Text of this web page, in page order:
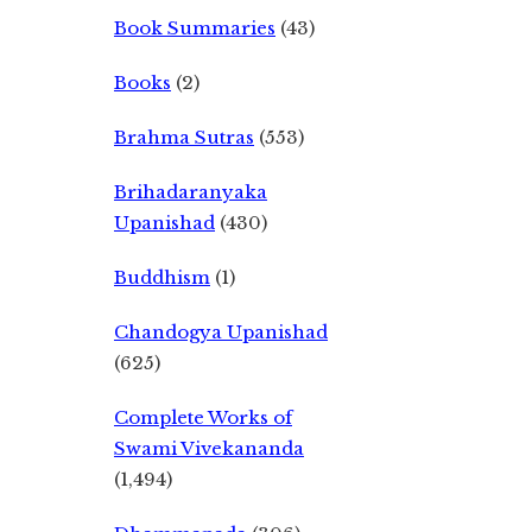
Book Summaries (43)
Books (2)
Brahma Sutras (553)
Brihadaranyaka
Upanishad (430)
Buddhism (1)
Chandogya Upanishad
(625)
Complete Works of
Swami Vivekananda
(1,494)